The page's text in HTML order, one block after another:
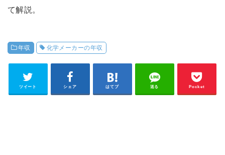
て解説。
年収 化学メーカーの年収
ツイート シェア はてブ 送る Pocket